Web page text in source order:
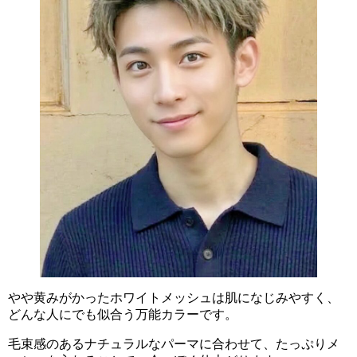
やや黄みがかったホワイトメッシュは肌になじみやすく、
どんな人にでも似合う万能カラーです。
毛束感のあるナチュラルなパーマに合わせて、たっぷりメ